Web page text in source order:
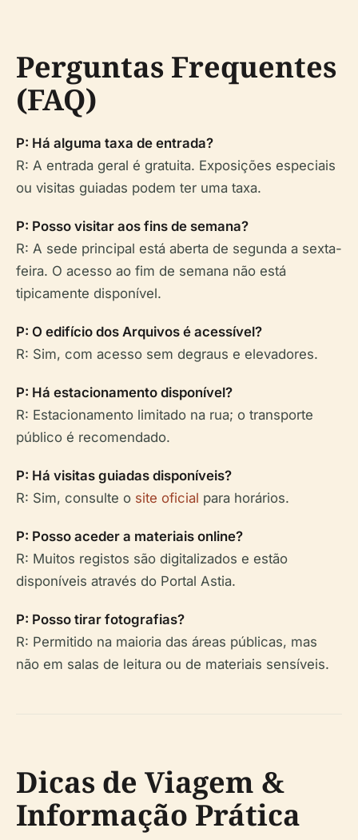
Perguntas Frequentes
(FAQ)
P: Há alguma taxa de entrada?
R: A entrada geral é gratuita. Exposições especiais
ou visitas guiadas podem ter uma taxa.
P: Posso visitar aos fins de semana?
R: A sede principal está aberta de segunda a sexta-
feira. O acesso ao fim de semana não está
tipicamente disponível.
P: O edifício dos Arquivos é acessível?
R: Sim, com acesso sem degraus e elevadores.
P: Há estacionamento disponível?
R: Estacionamento limitado na rua; o transporte
público é recomendado.
P: Há visitas guiadas disponíveis?
R: Sim, consulte o site oficial para horários.
P: Posso aceder a materiais online?
R: Muitos registos são digitalizados e estão
disponíveis através do Portal Astia.
P: Posso tirar fotografias?
R: Permitido na maioria das áreas públicas, mas
não em salas de leitura ou de materiais sensíveis.
Dicas de Viagem &
Informação Prática